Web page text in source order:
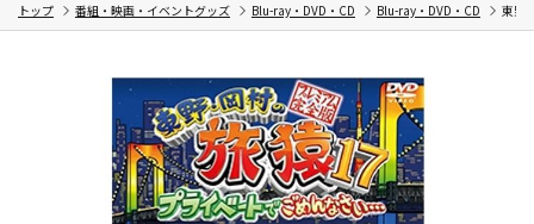
トップ 番組・映画・イベントグッズ Blu-ray・DVD・CD Blu-ray・DVD・CD 東野